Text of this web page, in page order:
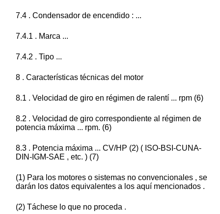
7.4 . Condensador de encendido : ...
7.4.1 . Marca ...
7.4.2 . Tipo ...
8 . Características técnicas del motor
8.1 . Velocidad de giro en régimen de ralentí ... rpm (6)
8.2 . Velocidad de giro correspondiente al régimen de
potencia máxima ... rpm. (6)
8.3 . Potencia máxima ... CV/HP (2) ( ISO-BSI-CUNA-
DIN-IGM-SAE , etc. ) (7)
(1) Para los motores o sistemas no convencionales , se
darán los datos equivalentes a los aquí mencionados .
(2) Táchese lo que no proceda .